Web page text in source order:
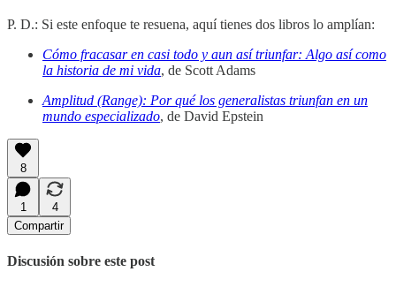
P. D.: Si este enfoque te resuena, aquí tienes dos libros lo amplían:
Cómo fracasar en casi todo y aun así triunfar: Algo así como
la historia de mi vida, de Scott Adams
Amplitud (Range): Por qué los generalistas triunfan en un
mundo especializado, de David Epstein
8
1
4
Compartir
Discusión sobre este post